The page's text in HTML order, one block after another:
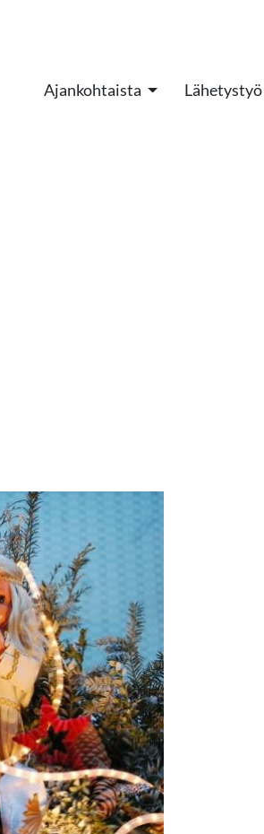
Ajankohtaista Lähetystyö